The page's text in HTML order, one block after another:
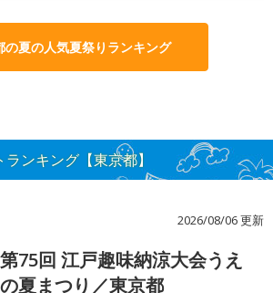
の夏の人気夏祭りランキング
ンキング【東京都】
2026/08/06 更新
第75回 江戸趣味納涼大会うえ
の夏まつり／東京都